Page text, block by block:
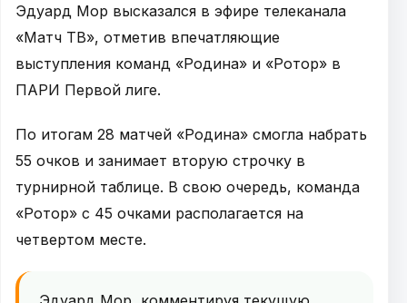
Эдуард Мор высказался в эфире телеканала
«Матч ТВ», отметив впечатляющие
выступления команд «Родина» и «Ротор» в
ПАРИ Первой лиге.
По итогам 28 матчей «Родина» смогла набрать
55 очков и занимает вторую строчку в
турнирной таблице. В свою очередь, команда
«Ротор» с 45 очками располагается на
четвертом месте.